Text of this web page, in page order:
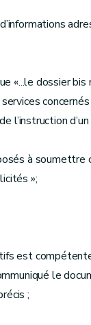
«...le dossier
à
»;
est
le
;